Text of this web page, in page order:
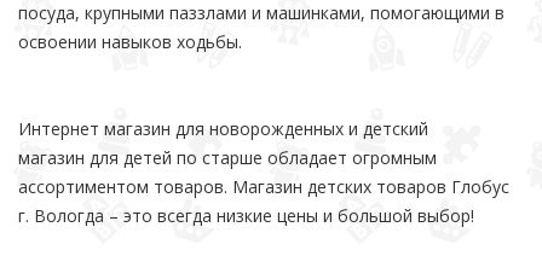
посуда, крупными паззлами и машинками, помогающими в
освоении навыков ходьбы.
Интернет магазин для новорожденных и детский
магазин для детей по старше обладает огромным
ассортиментом товаров. Магазин детских товаров Глобус
г. Вологда – это всегда низкие цены и большой выбор!